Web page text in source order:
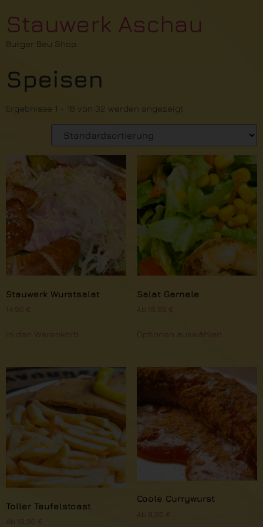
Stauwerk Aschau
Burger Bau Shop
Speisen
Ergebnisse 1 – 16 von 32 werden angezeigt
Stauwerk Wurstsalat
14,90 €
In den Warenkorb
Salat Garnele
Ab 18,90 €
Optionen auswählen
Toller Teufelstoast
Ab 10,90 €
Coole Currywurst
Ab 8,90 €